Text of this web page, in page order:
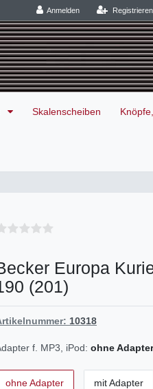
Anmelden Registrieren
Skalenscheiben
Europa
(201)
10318
f. MP3, iPod: ohne Adapter
ohne Adapter mit Adapter